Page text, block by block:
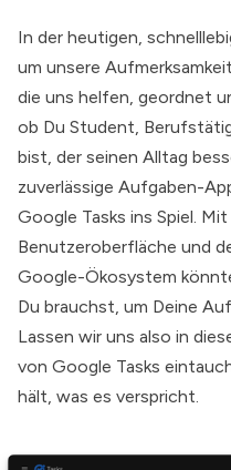
In der heutigen,
um unsere
die uns helfen, geordnet
ob Du Student,
bist, der seinen Alltag
zuverlässige Aufgaben-
Google Tasks ins Spiel.
Benutzeroberfläche und
Google-Ökosystem
Du brauchst, um Deine
Lassen wir uns also in
von Google Tasks
hält, was es verspricht.